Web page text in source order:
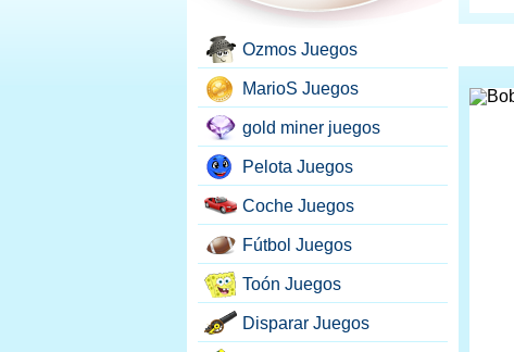
Ozmos Juegos
MarioS Juegos
gold miner juegos
Pelota Juegos
Coche Juegos
Fútbol Juegos
Toón Juegos
Disparar Juegos